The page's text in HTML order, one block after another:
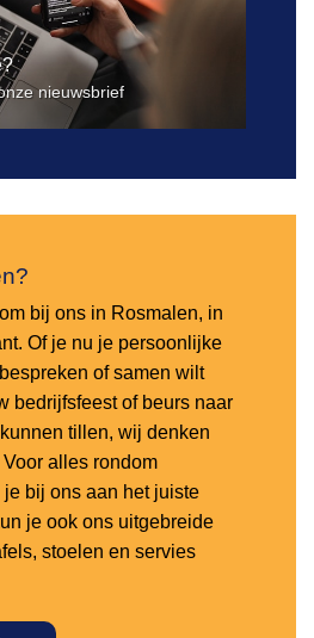
nieuwsbrief
bij ons in Rosmalen, in
Of je nu je persoonlijke
of samen wilt
bedrijfsfeest of beurs naar
tillen, wij denken
alles rondom
bij ons aan het juiste
je ook ons uitgebreide
stoelen en servies